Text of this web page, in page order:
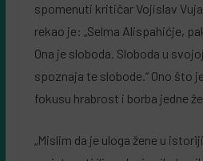
spomenuti kritičar Vojislav
rekao je: „Selma Alispahićje,
Ona je sloboda. Sloboda u
spoznaja te slobode.“ Ono što
fokusu hrabrost i borba jedne
„Mislim da je uloga žene u